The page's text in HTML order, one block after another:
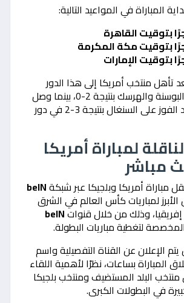
المباراة في المواعيد التالية:
تأهل منتخب أمريكا إلى هذا الدور
عقب الفوز على البوسنة والهرسك بنتيجة 2-0، بينما وصل
منتخب بلجيكا بعد الفوز على السنغال بنتيجة 3-2 في دور
لمباراة أمريكا
مباشر
مباراة أمريكا وبلجيكا عبر شبكةbeIN
الأبرز لمباريات كأس العالم في الشرق
وذلك من خلال قنواتbeIN
المخصصة لتغطية مباريات البطولة.
الإعلان عن القناة التفصيلية واسم
المباراة بساعات، نظرًا لأهمية اللقاء
البلد المستضيف ومنتخب بلجيكا
في البطولات الكبرى.